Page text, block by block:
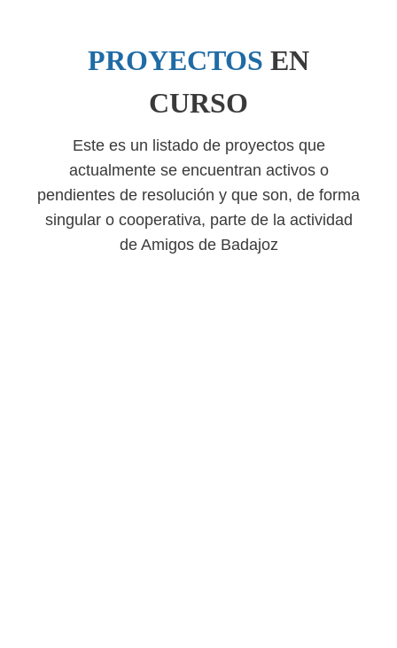
PROYECTOS EN
CURSO
Este es un listado de proyectos que
actualmente se encuentran activos o
pendientes de resolución y que son, de forma
singular o cooperativa, parte de la actividad
de Amigos de Badajoz